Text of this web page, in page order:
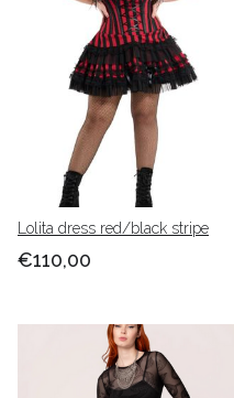
Lolita dress red/black stripe
€110,00